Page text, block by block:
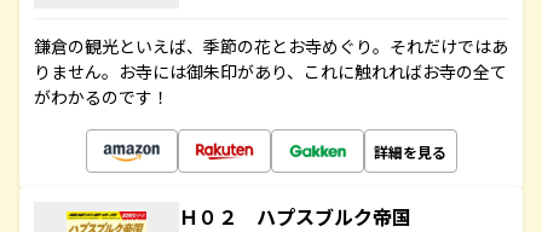
鎌倉の観光といえば、季節の花とお寺めぐり。それだけではあ
りません。お寺には御朱印があり、これに触れればお寺の全て
がわかるのです！
詳細を見る
Ｈ０２ ハプスブルク帝国